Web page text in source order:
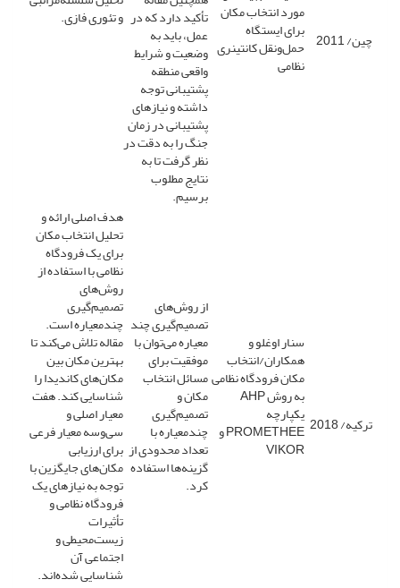
چین/ 2011
مورد انتخاب مکان
برای ایستگاه
حمل‌ونقل کانتینری
نظامی
تأکید دارد که در
عمل، باید به
وضعیت و شرایط
واقعی منطقه
پشتیبانی توجه
داشته و نیازهای
پشتیبانی در زمان
جنگ را به دقت در
نظر گرفت تا به
نتایج مطلوب
برسیم.
و تئوری فازی.
ترکیه/ 2018
سنار اوغلو و
همکاران/انتخاب
مکان فرودگاه نظامی
به روش AHP
یکپارچه
PROMETHEE و
VIKOR
از روش‌های
تصمیم‌گیری چند
معیاره می‌توان با
موفقیت برای
مسائل انتخاب
مکان و
تصمیم‌گیری
چندمعیاره با
تعداد محدودی از
گزینه‌ها استفاده
کرد.
هدف اصلی ارائه و
تحلیل انتخاب مکان
برای یک فرودگاه
نظامی با استفاده از
روش‌های
تصمیم‌گیری
چندمعیاره است.
مقاله تلاش می‌کند تا
بهترین مکان بین
مکان‌های کاندیدا را
شناسایی کند. هفت
معیار اصلی و
سی‌وسه معیار فرعی
برای ارزیابی
مکان‌های جایگزین با
توجه به نیازهای یک
فرودگاه نظامی و
تأثیرات
زیست‌محیطی و
اجتماعی آن
شناسایی شده‌اند.